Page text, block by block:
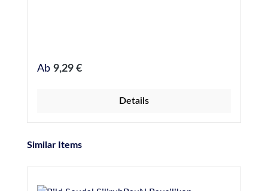
Regulärer Preis:
Ab 9,29 €
Details
Produktgalerie überspringen
Similar Items